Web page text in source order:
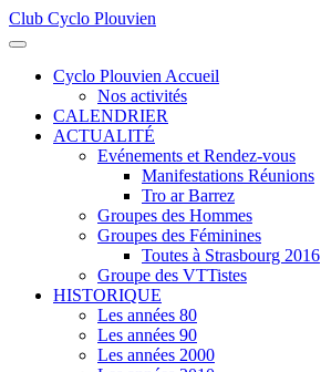
Club Cyclo Plouvien
Cyclo Plouvien Accueil
Nos activités
CALENDRIER
ACTUALITÉ
Evénements et Rendez-vous
Manifestations Réunions
Tro ar Barrez
Groupes des Hommes
Groupes des Féminines
Toutes à Strasbourg 2016
Groupe des VTTistes
HISTORIQUE
Les années 80
Les années 90
Les années 2000
précédente
précédent
suivante
suivant